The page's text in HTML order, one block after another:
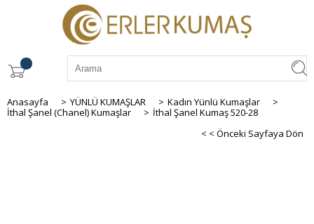
Anasayfa > YÜNLÜ KUMAŞLAR > Kadın Yünlü Kumaşlar
>
İthal Şanel (Chanel) Kumaşlar
> İthal Şanel Kumaş 520-28
< < Önceki Sayfaya Dön